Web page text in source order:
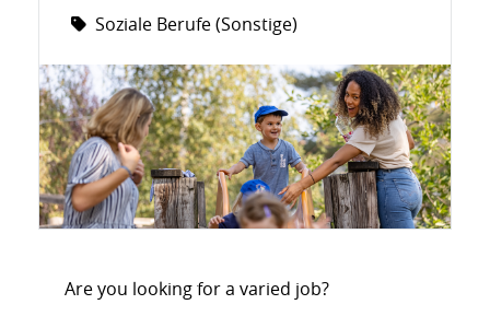
als 110 Jahren bietet familea konkrete Hilfe und
Lösungen an, die sich an den Bedürfnissen der
Menschen ausrichten innovativ, integriert und
vernetzt. familea setzt sich für gleiche Chancen ein,
lebt die Integration und richtet ihr Handeln an
modernen Werten aus.
Als unabhängige Institution ist familea keinen anderen
Überzeugungen, Weltanschauungen oder Idealen
verlässlichen Partnern, um diese Ziele langfristig zu